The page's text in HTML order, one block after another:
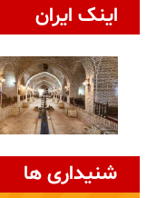
اینک ایران
شنیداری ها